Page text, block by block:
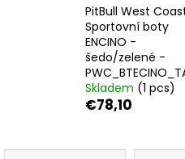
PitBull West
Sportovní boty
ENCINO -
šedo/zelené -
Skladem (1 pcs)
€78,10
P
We recommend